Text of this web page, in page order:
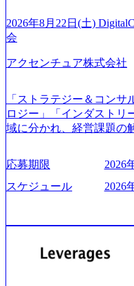
たします。 (1)既存また
「経営戦略」等のコンサ
イアントは各業界上位5
スから「新規事業戦略」
略」案件をメインとした
ロジェクト一部抜粋＞
ネスモデル検討支援 ・金
ィ領域における地域活性
業支援 ※その他新規事業
ーションの案件が多数 ●
は、仮説検証からクライ
プロジェクトにおける課
アコンサルタント プロ
トの一領域を担う。主な
ご応募者様については、
とさせていただきます ●
てご連絡させていただき
日面接や面談のお時間を
接、条件面談それぞれ最
前日までに日程および
接および条件面談ともに
と幸いです ※1day選考会
試験を受検いただきます(
前まで)。 ※ただし、30代
以上の方はGAB受検免
に、GAB試験に合格して
をさせていただきます。
業では成長戦略を描く事
2026年8月22日(土)
会
アクセンチュア株式会社
「ストラテジー＆コン
ロジー」「インダストリ
域に分かれ、経営課題の
グ領域からその実行的側
貫して支援する総合系・
において非常に良質な顧
手掛けたプロジェクトは
るグローバル化」「資生
ンサルティング活動のみ
社「ARISE analytics」を
応募期限
2026
スケジュール
2026